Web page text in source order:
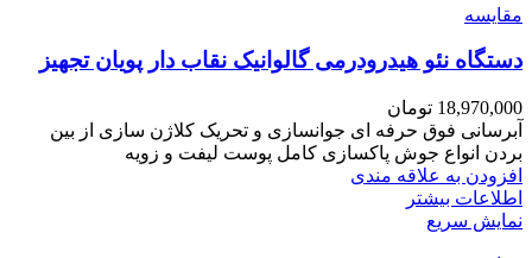
مقايسه
دستگاه نئو هیدرودرمی گالوانیک نقاب دار پویان تجهیز
18,970,000 تومان
آبرسانی فوق حرفه ای جوانسازی و تحریک کلاژن سازی از بین
بردن انواع جوش پاکسازی کامل پوست لیفت و زویه
افزودن به علاقه مندی
اطلاعات بیشتر
نمایش سریع